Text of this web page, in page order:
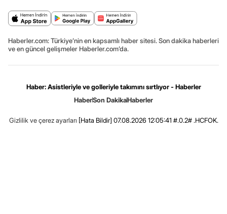
Haberler.com: Türkiye’nin en kapsamlı haber sitesi. Son dakika haberleri
ve en güncel gelişmeler Haberler.com’da.
Haber: Asistleriyle ve golleriyle takımını sırtlıyor - Haberler
HaberSon DakikaHaberler
Gizlilik ve çerez ayarları [Hata Bildir] 07.08.2026 12:05:41 #.0.2# .HCFOK.